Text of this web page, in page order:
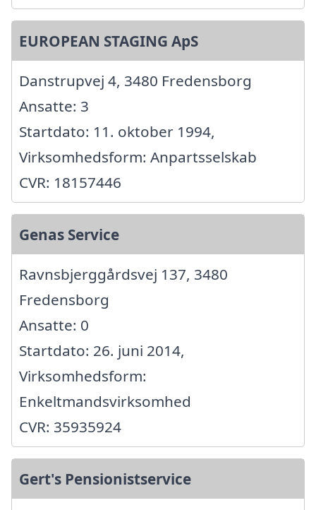
EUROPEAN STAGING ApS
Danstrupvej 4, 3480 Fredensborg
Ansatte: 3
Startdato: 11. oktober 1994,
Virksomhedsform: Anpartsselskab
CVR: 18157446
Genas Service
Ravnsbjerggårdsvej 137, 3480
Fredensborg
Ansatte: 0
Startdato: 26. juni 2014,
Virksomhedsform:
Enkeltmandsvirksomhed
CVR: 35935924
Gert's Pensionistservice